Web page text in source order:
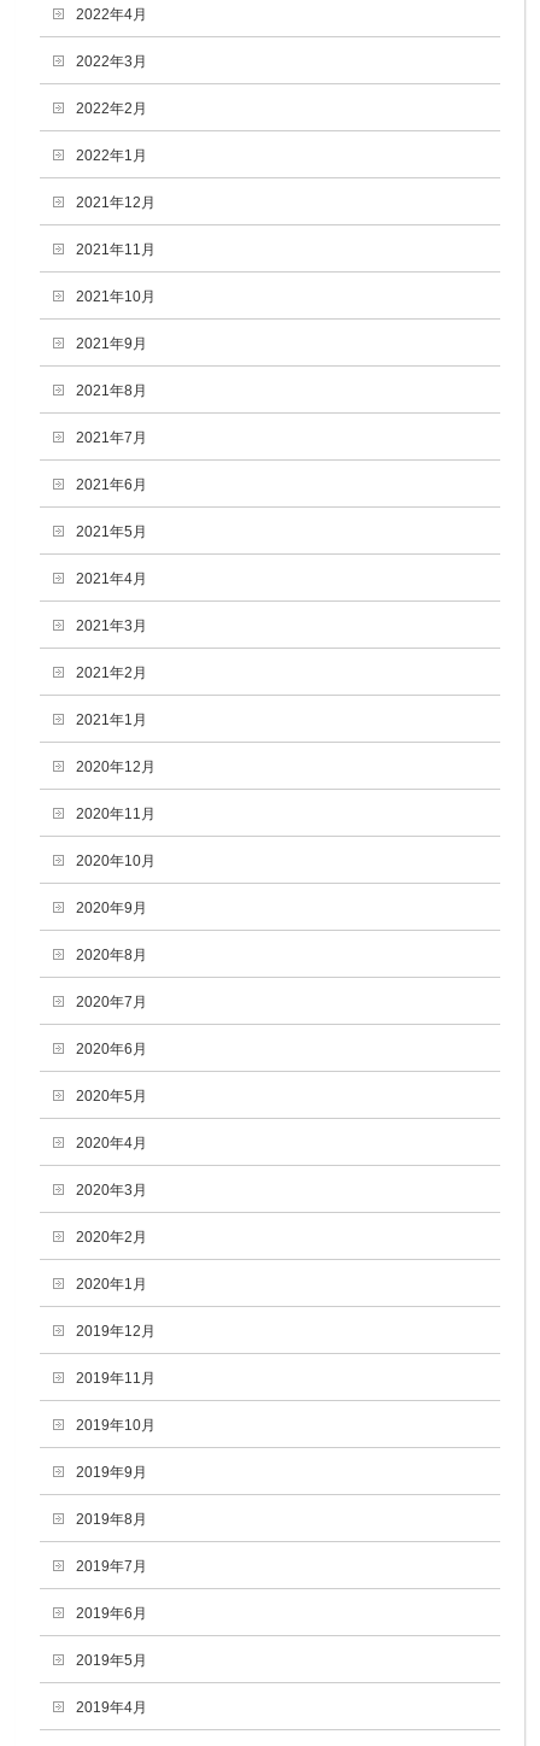
2022年4月
2022年3月
2022年2月
2022年1月
2021年12月
2021年11月
2021年10月
2021年9月
2021年8月
2021年7月
2021年6月
2021年5月
2021年4月
2021年3月
2021年2月
2021年1月
2020年12月
2020年11月
2020年10月
2020年9月
2020年8月
2020年7月
2020年6月
2020年5月
2020年4月
2020年3月
2020年2月
2020年1月
2019年12月
2019年11月
2019年10月
2019年9月
2019年8月
2019年7月
2019年6月
2019年5月
2019年4月